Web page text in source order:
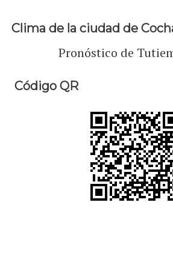
Clima de la ciudad de
Pronóstico de
Código QR